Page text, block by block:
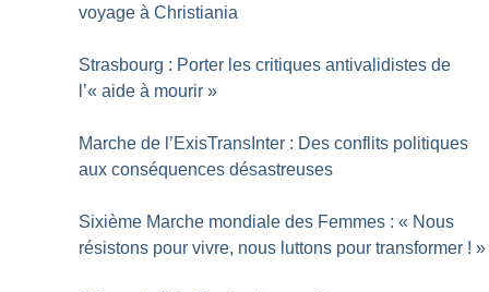
voyage à Christiania
Strasbourg : Porter les critiques antivalidistes de
l’« aide à mourir »
Marche de l’ExisTransInter : Des conflits politiques
aux conséquences désastreuses
Sixième Marche mondiale des Femmes : « Nous
résistons pour vivre, nous luttons pour transformer ! »